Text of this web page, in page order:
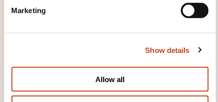
Marketing
Show details
Allow all
+352 28 10 99 503